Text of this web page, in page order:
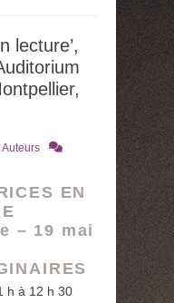
lecture’,
EN
– 19 mai
h à 12 h 30